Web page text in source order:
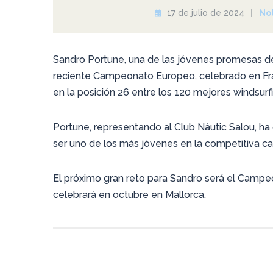
17 de julio de 2024
Sandro Portune, una de las jóvenes promesas
reciente Campeonato Europeo, celebrado en
en la posición 26 entre los 120 mejores
Portune, representando al Club Nàutic Salou,
ser uno de los más jóvenes en la competitiva
El próximo gran reto para Sandro será el
celebrará en octubre en Mallorca.